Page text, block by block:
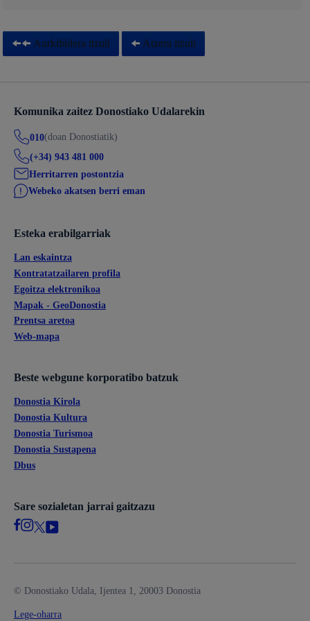
Aurkibidera itzuli Atzera itzuli
Komunika zaitez Donostiako Udalarekin
010(doan Donostiatik)
(+34) 943 481 000
Herritarren postontzia
Webeko akatsen berri eman
Esteka erabilgarriak
Lan eskaintza
Kontratatzailaren profila
Egoitza elektronikoa
Mapak - GeoDonostia
Prentsa aretoa
Web-mapa
Beste webgune korporatibo batzuk
Donostia Kirola
Donostia Kultura
Donostia Turismoa
Donostia Sustapena
Dbus
Sare sozialetan jarrai gaitzazu
© Donostiako Udala, Ijentea 1, 20003 Donostia
Lege-oharra